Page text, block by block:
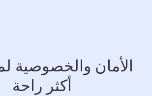
الأمان والخصوصية
أكثر راحة